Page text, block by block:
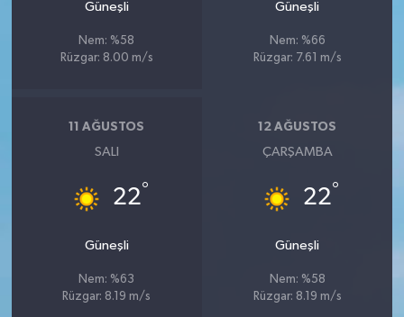
Güneşli
Nem: %58
Rüzgar: 8.00 m/s
Güneşli
Nem: %66
Rüzgar: 7.61 m/s
11 AĞUSTOS
SALI
22°
Güneşli
Nem: %63
Rüzgar: 8.19 m/s
12 AĞUSTOS
ÇARŞAMBA
22°
Güneşli
Nem: %58
Rüzgar: 8.19 m/s